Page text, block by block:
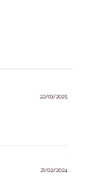
22/03/2025
21/02/2024